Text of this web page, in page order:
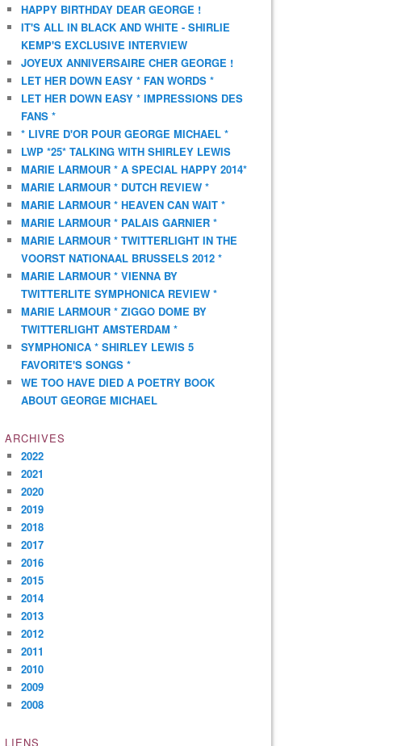
HAPPY BIRTHDAY DEAR GEORGE !
IT'S ALL IN BLACK AND WHITE - SHIRLIE
KEMP'S EXCLUSIVE INTERVIEW
JOYEUX ANNIVERSAIRE CHER GEORGE !
LET HER DOWN EASY * FAN WORDS *
LET HER DOWN EASY * IMPRESSIONS DES
FANS *
* LIVRE D'OR POUR GEORGE MICHAEL *
LWP *25* TALKING WITH SHIRLEY LEWIS
MARIE LARMOUR * A SPECIAL HAPPY 2014*
MARIE LARMOUR * DUTCH REVIEW *
MARIE LARMOUR * HEAVEN CAN WAIT *
MARIE LARMOUR * PALAIS GARNIER *
MARIE LARMOUR * TWITTERLIGHT IN THE
VOORST NATIONAAL BRUSSELS 2012 *
MARIE LARMOUR * VIENNA BY
TWITTERLITE SYMPHONICA REVIEW *
MARIE LARMOUR * ZIGGO DOME BY
TWITTERLIGHT AMSTERDAM *
SYMPHONICA * SHIRLEY LEWIS 5
FAVORITE'S SONGS *
WE TOO HAVE DIED A POETRY BOOK
ABOUT GEORGE MICHAEL
ARCHIVES
2022
2021
2020
2019
2018
2017
2016
2015
2014
2013
2012
2011
2010
2009
2008
LIENS